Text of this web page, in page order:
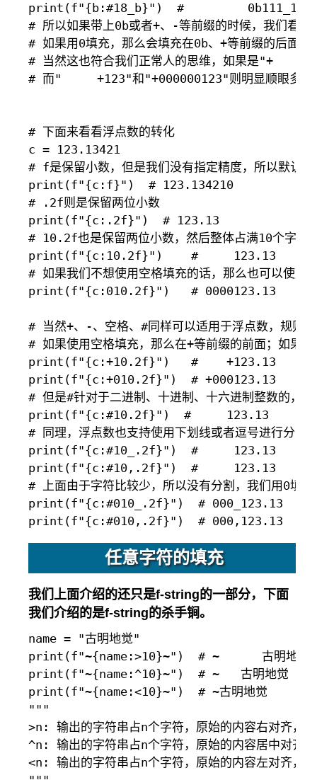
print(f"{b:#18_b}")  #
# 所以如果带上0b或者+、-等前缀的时候，我们看到
# 如果用0填充，那么会填充在0b、+等前缀的后面，
# 当然这也符合我们正常人的思维，如果是"+
# 而"     +123"和"+000000123"则明显顺眼多了
# 下面来看看浮点数的转化
c = 123.13421
# f是保留小数，但是我们没有指定精度，所以默认
print(f"{c:f}")  # 123.134210
# .2f则是保留两位小数
print(f"{c:.2f}")  # 123.13
# 10.2f也是保留两位小数，然后整体占满10个字符
print(f"{c:10.2f}")    #     123.13
# 如果我们不想使用空格填充的话，那么也可以使
print(f"{c:010.2f}")   # 0000123.13
# 当然+、-、空格、#同样可以适用于浮点数，规则
# 如果使用空格填充，那么在+等前缀的前面；如果
print(f"{c:+10.2f}")   #    +123.13
print(f"{c:+010.2f}")  # +000123.13
# 但是#针对于二进制、十进制、十六进制整数的，
print(f"{c:#10.2f}")  #     123.13
# 同理，浮点数也支持使用下划线或者逗号进行分隔
print(f"{c:#10_.2f}")  #     123.13
print(f"{c:#10,.2f}")  #     123.13
# 上面由于字符比较少，所以没有分割，我们用0填充
print(f"{c:#010_.2f}")  # 000_123.13
任意字符的填充
我们上面介绍的还只是f-string的一部分，下面
我们介绍的是f-string的杀手锏。
name = "古明地觉"
print(f"~{name:>10}~")  # ~      古明地觉~
print(f"~{name:^10}~")  # ~   古明地觉   ~
print(f"~{name:<10}~")  # ~古明地觉      ~
"""
>n: 输出的字符串占n个字符，原始的内容右对齐，
^n: 输出的字符串占n个字符，原始的内容居中对齐
<n: 输出的字符串占n个字符，原始的内容左对齐，